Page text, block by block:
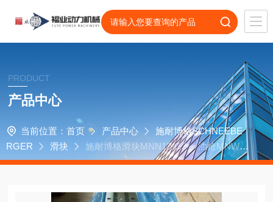
PRODUCT
产品中心
当前位置： 首页 产品中心
施耐博格SCHNEEBE
RGER
滑块
施耐博格滑块MNN12-G3， 油枪MNW，
孔盖MNK6